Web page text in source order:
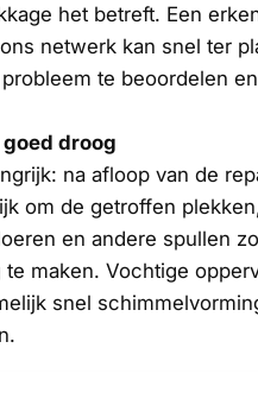
het betreft. Een
netwerk kan snel ter
te beoordelen
droog
na afloop van de
om de getroffen
en andere spullen
maken. Vochtige
snel